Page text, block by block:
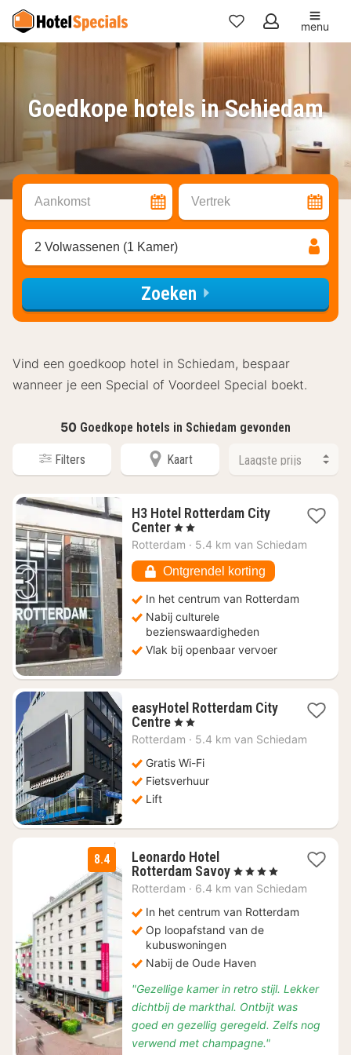
Mijn
favorieten
menu
Goedkope hotels in Schiedam
Aankomst Vertrek
2 Volwassenen (1 Kamer)
Zoeken
Vind een goedkoop hotel in Schiedam, bespaar
wanneer je een Special of Voordeel Special boekt.
50 Goedkope hotels in Schiedam gevonden
Filters Kaart
H3 Hotel Rotterdam City
Center1
nacht
€
51,80
, 2 Sterren
Rotterdam · 5.4 km van Schiedam
Ontgrendel korting
In het centrum van Rotterdam
Nabij culturele
bezienswaardigheden
Vlak bij openbaar vervoer
easyHotel Rotterdam City
Centre1
nacht
€
57,21
, 2 Sterren
Rotterdam · 5.4 km van Schiedam
Gratis Wi-Fi
Fietsverhuur
Lift
8.4
Leonardo Hotel
Rotterdam Savoy1
nacht
€
58,28
, 4 Sterren
Rotterdam · 6.4 km van Schiedam
In het centrum van Rotterdam
Op loopafstand van de
kubuswoningen
Nabij de Oude Haven
"Gezellige kamer in retro stijl. Lekker
dichtbij de markthal. Ontbijt was
goed en gezellig geregeld. Zelfs nog
verwend met champagne."